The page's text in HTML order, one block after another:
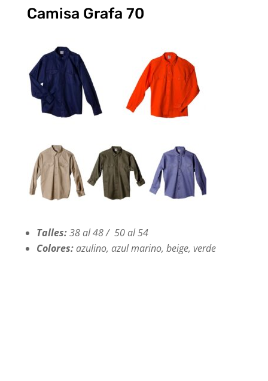
Camisa Grafa 70
Talles:38 al 48 / 50 al 54
Colores:azulino, azul marino, beige, verde